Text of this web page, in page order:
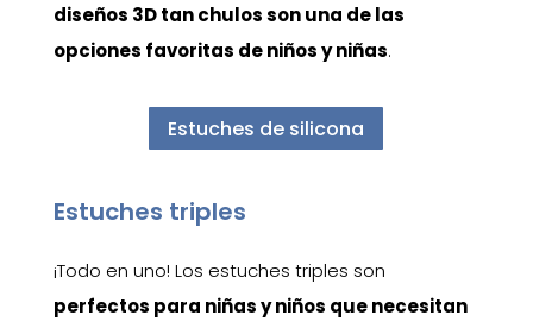
diseños 3D tan chulos son una de las
opciones favoritas de niños y niñas.
Estuches de silicona
Estuches triples
¡Todo en uno! Los estuches triples son
perfectos para niñas y niños que necesitan